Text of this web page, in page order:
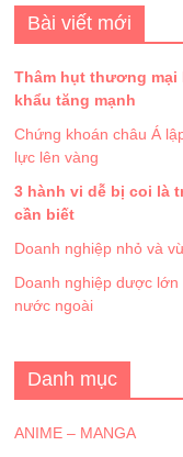
Bài viết mới
Thâm hụt thương mại
khẩu tăng mạnh
Chứng khoán châu Á
lực lên vàng
3 hành vi dễ bị coi là
cần biết
Doanh nghiệp nhỏ và
Doanh nghiệp dược
nước ngoài
Danh mục
ANIME – MANGA